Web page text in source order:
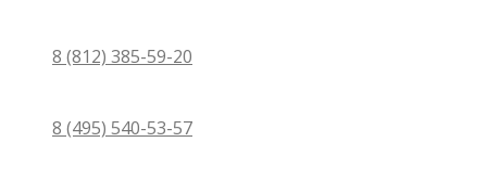
8 (812) 385-59-20
8 (495) 540-53-57